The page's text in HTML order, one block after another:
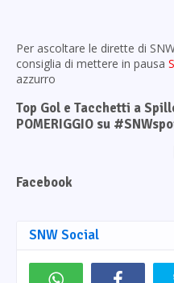
Per ascoltare le dirette di
consiglia di mettere in pausa
azzurro
Top Gol e Tacchetti a
POMERIGGIO su
Facebook
SNW Social